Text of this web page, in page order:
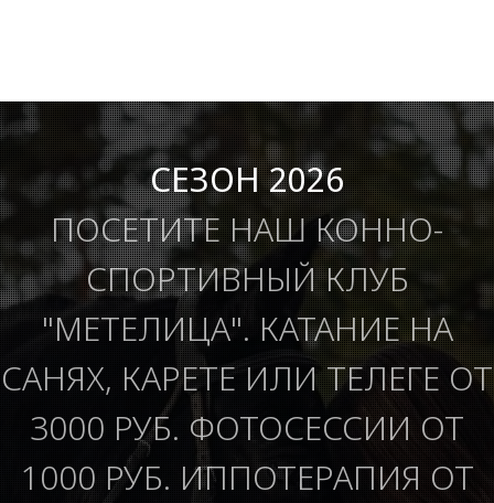
СЕЗОН 2026
ПОСЕТИТЕ НАШ КОННО-
СПОРТИВНЫЙ КЛУБ
"МЕТЕЛИЦА". КАТАНИЕ НА
САНЯХ, КАРЕТЕ ИЛИ ТЕЛЕГЕ ОТ
3000 РУБ. ФОТОСЕССИИ ОТ
1000 РУБ. ИППОТЕРАПИЯ ОТ